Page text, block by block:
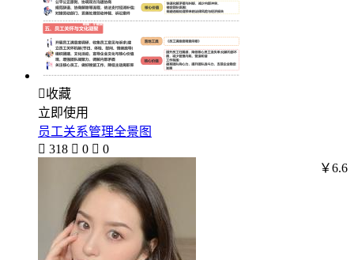
收藏
立即使用
员工关系管理全景图
 318  0  0
￥6.6